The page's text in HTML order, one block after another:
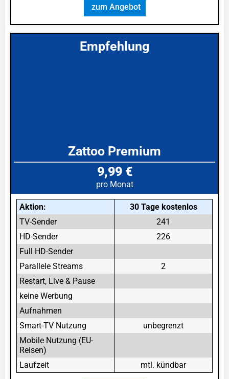
zum Angebot
Empfehlung
Zattoo Premium
9,99 €
pro Monat
Aktion:
30 Tage kostenlos
TV-Sender
241
HD-Sender
226
Full HD-Sender
Parallele Streams
2
Restart, Live & Pause
keine Werbung
Aufnahmen
Smart-TV Nutzung
unbegrenzt
Mobile Nutzung (EU-
Reisen)
Laufzeit
mtl. kündbar